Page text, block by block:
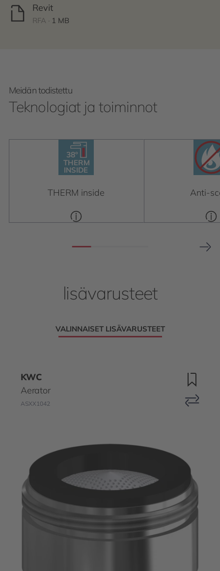
Revit
RFA · 1 MB
Meidän todistettu
Teknologiat ja toiminnot
THERM
INSIDE
38°
THERM inside Anti-
lisävarusteet
VALINNAISET LISÄVARUSTEET
KWC
Aerator
ASXX1042